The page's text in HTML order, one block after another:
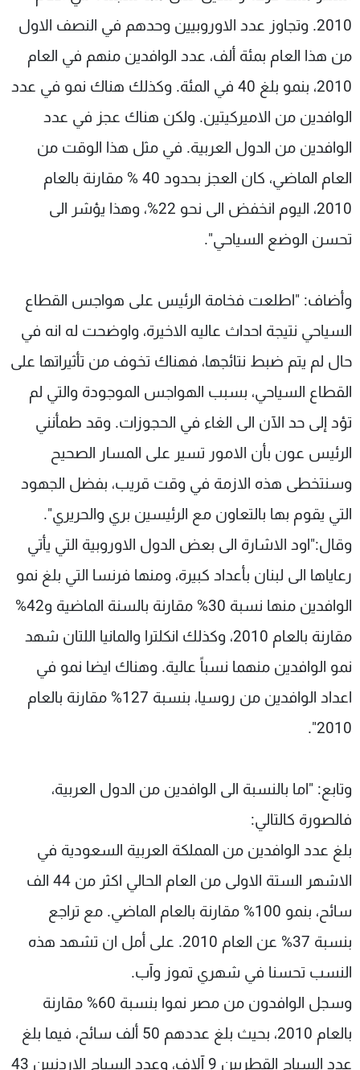
2010. وتجاوز عدد الاوروبيين وحدهم في النصف الاول
من هذا العام بمئة ألف، عدد الوافدين منهم في العام
2010، بنمو بلغ 40 في المئة. وكذلك هناك نمو في عدد
الوافدين من الاميركيتين. ولكن هناك عجز في عدد
الوافدين من الدول العربية. في مثل هذا الوقت من
العام الماضي، كان العجز بحدود 40 % مقارنة بالعام
2010، اليوم انخفض الى نحو 22%، وهذا يؤشر الى
تحسن الوضع السياحي".
وأضاف: "اطلعت فخامة الرئيس على هواجس القطاع
السياحي نتيجة احداث عاليه الاخيرة، واوضحت له انه في
حال لم يتم ضبط نتائجها، فهناك تخوف من تأثيراتها على
القطاع السياحي، بسبب الهواجس الموجودة والتي لم
تؤد إلى حد الآن الى الغاء في الحجوزات. وقد طمأنني
الرئيس عون بأن الامور تسير على المسار الصحيح
وسنتخطى هذه الازمة في وقت قريب، بفضل الجهود
التي يقوم بها بالتعاون مع الرئيسين بري والحريري".
وقال:"اود الاشارة الى بعض الدول الاوروبية التي يأتي
رعاياها الى لبنان بأعداد كبيرة، ومنها فرنسا التي بلغ نمو
الوافدين منها نسبة 30% مقارنة بالسنة الماضية و42%
مقارنة بالعام 2010، وكذلك انكلترا والمانيا اللتان شهد
نمو الوافدين منهما نسباً عالية. وهناك ايضا نمو في
اعداد الوافدين من روسيا، بنسبة 127% مقارنة بالعام
2010".
وتابع: "اما بالنسبة الى الوافدين من الدول العربية،
فالصورة كالتالي:
بلغ عدد الوافدين من المملكة العربية السعودية في
الاشهر الستة الاولى من العام الحالي اكثر من 44 الف
سائح، بنمو 100% مقارنة بالعام الماضي. مع تراجع
بنسبة 37% عن العام 2010. على أمل ان تشهد هذه
النسب تحسنا في شهري تموز وآب.
وسجل الوافدون من مصر نموا بنسبة 60% مقارنة
بالعام 2010، بحيث بلغ عددهم 50 ألف سائح، فيما بلغ
عدد السياح القطريين 9 آلاف، وعدد السياح الاردنيين 43